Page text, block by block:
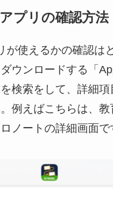
プリの確認方法
が使えるかの確認は
ウンロードする「
検索をして、詳細項
例えばこちらは、教
ノートの詳細画面で